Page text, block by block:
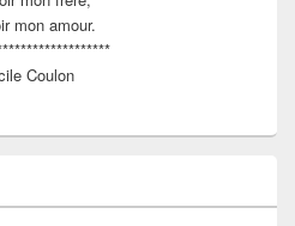
mon amour.
Coulon